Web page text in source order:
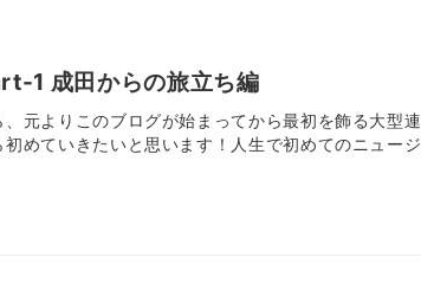
1 成田からの旅立ち編
元よりこのブログが始まってから最初を飾る大型連
めていきたいと思います！人生で初めてのニュージ